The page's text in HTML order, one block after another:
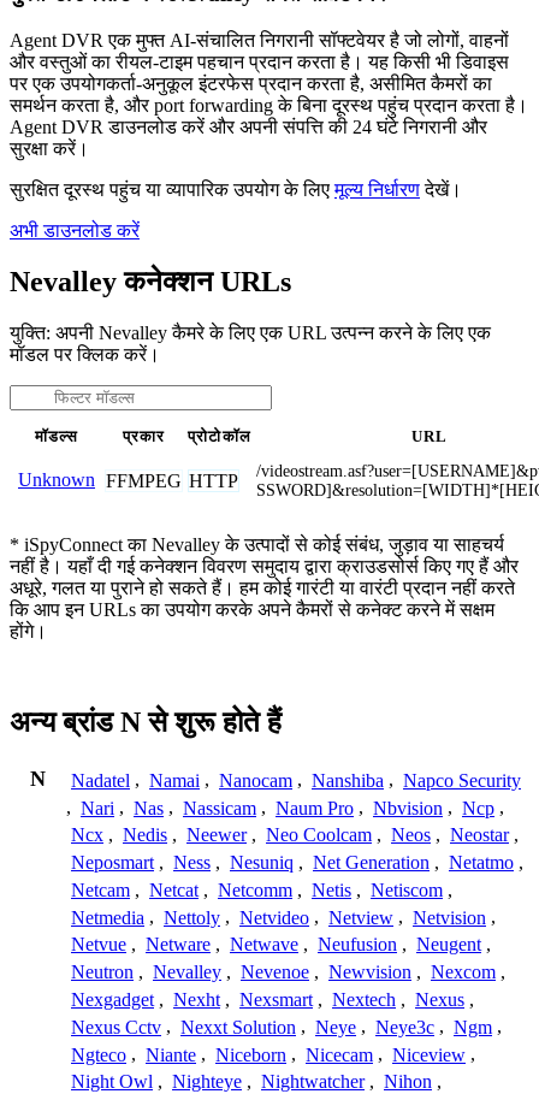
Agent DVR एक मुफ्त AI-संचालित निगरानी सॉफ्टवेयर है जो लोगों, वाहनों
और वस्तुओं का रीयल-टाइम पहचान प्रदान करता है। यह किसी भी डिवाइस
पर एक उपयोगकर्ता-अनुकूल इंटरफेस प्रदान करता है, असीमित कैमरों का
समर्थन करता है, और port forwarding के बिना दूरस्थ पहुंच प्रदान करता है।
Agent DVR डाउनलोड करें और अपनी संपत्ति की 24 घंटे निगरानी और
सुरक्षा करें।
सुरक्षित दूरस्थ पहुंच या व्यापारिक उपयोग के लिएमूल्य निर्धारणदेखें।
अभी डाउनलोड करें
Nevalley कनेक्शन URLs
युक्ति: अपनी Nevalley कैमरे के लिए एक URL उत्पन्न करने के लिए एक
मॉडल पर क्लिक करें।
मॉडल्स प्रकार प्रोटोकॉल URL
Unknown FFMPEG HTTP
/
* iSpyConnect का Nevalley के उत्पादों से कोई संबंध, जुड़ाव या साहचर्य
नहीं है। यहाँ दी गई कनेक्शन विवरण समुदाय द्वारा क्राउडसोर्स किए गए हैं और
अधूरे, गलत या पुराने हो सकते हैं। हम कोई गारंटी या वारंटी प्रदान नहीं करते
कि आप इन URLs का उपयोग करके अपने कैमरों से कनेक्ट करने में सक्षम
होंगे।
अन्य ब्रांड N से शुरू होते हैं
N Nadatel , Namai , Nanocam , Nanshiba , Napco Security
, Nari , Nas , Nassicam , Naum Pro , Nbvision , Ncp ,
Ncx , Nedis , Neewer , Neo Coolcam , Neos , Neostar ,
Neposmart , Ness , Nesuniq , Net Generation , Netatmo ,
Netcam , Netcat , Netcomm , Netis , Netiscom ,
Netmedia , Nettoly , Netvideo , Netview , Netvision ,
Netvue , Netware , Netwave , Neufusion , Neugent ,
Neutron , Nevalley , Nevenoe , Newvision , Nexcom ,
Nexgadget , Nexht , Nexsmart , Nextech , Nexus ,
Nexus Cctv , Nexxt Solution , Neye , Neye3c , Ngm ,
Ngteco , Niante , Niceborn , Nicecam , Niceview ,
Night Owl , Nighteye , Nightwatcher , Nihon ,